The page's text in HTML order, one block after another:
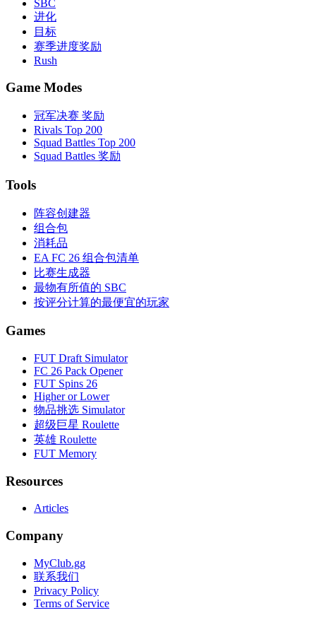
SBC
进化
目标
赛季进度奖励
Rush
Game Modes
冠军决赛 奖励
Rivals Top 200
Squad Battles Top 200
Squad Battles 奖励
Tools
阵容创建器
组合包
消耗品
EA FC 26 组合包清单
比赛生成器
最物有所值的 SBC
按评分计算的最便宜的玩家
Games
FUT Draft Simulator
FC 26 Pack Opener
FUT Spins 26
Higher or Lower
物品挑选 Simulator
超级巨星 Roulette
英雄 Roulette
FUT Memory
Resources
Articles
Company
MyClub.gg
联系我们
Privacy Policy
Terms of Service